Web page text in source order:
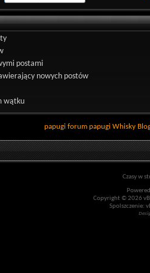
postami
nowych postów
wątku
papugi forum papugi Whisky
Czasy w
Copyright © 2026
Spolszczenie: